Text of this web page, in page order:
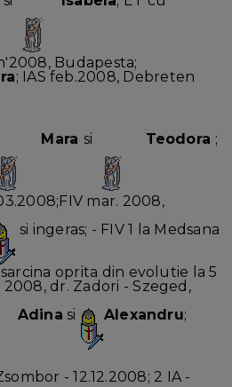
Budapesta;
; IAS feb.2008, Debreten
Mara si Teodora ;
mar. 2008,
si ingeras; - FIV 1 la Medsana
oprita din evolutie la 5
2008, dr. Zadori - Szeged,
Adina si Alexandru;
- 12.12.2008; 2 IA -